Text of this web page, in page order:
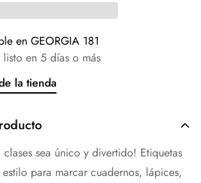
en GEORGIA 181
listo en 5 días o más
la tienda
sea único y divertido! Etiquetas
estilo para marcar cuadernos, lápices,